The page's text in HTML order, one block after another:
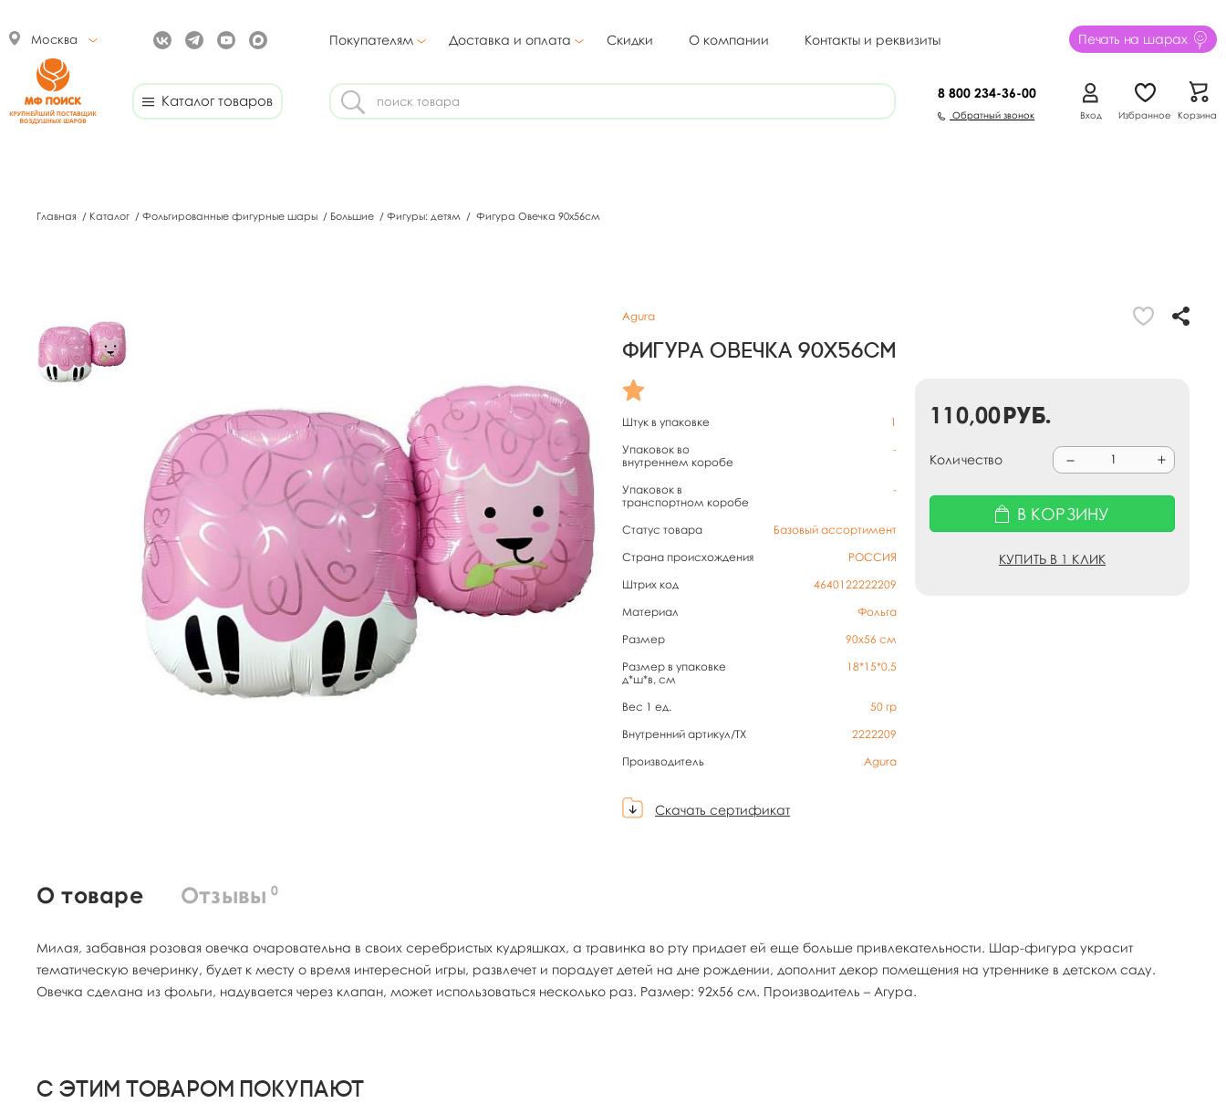
Москва Покупателям Доставка и оплата Скидки О компании Контакты и реквизиты Печать на шарах
Каталог товаров 8 800 234-36-00
Обратный звонок Вход Избранное Корзина
Главная / Каталог / Фольгированные фигурные шары / Большие / Фигуры: детям / Фигура Овечка 90х56см
Agura
Фигура Овечка 90х56см
Штук в упаковке
1
Упаковок во
внутреннем коробе
-
Упаковок в
транспортном коробе
-
Статус товара
Базовый ассортимент
Страна происхождения
РОССИЯ
Штрих код
4640122222209
Материал
Фольга
Размер
90х56 см
Размер в упаковке
д*ш*в, см
18*15*0,5
Вес 1 ед. 50 гр
Внутренний артикул/TX
2222209
Производитель
Agura
Скачать сертификат
110,00руб.
Количество
В КОРЗИНУ
КУПИТЬ В 1 КЛИК
О товаре Отзывы 0
Милая, забавная розовая овечка очаровательна в своих серебристых кудряшках, а травинка во рту придает ей еще больше привлекательности. Шар-фигура украсит
тематическую вечеринку, будет к месту о время интересной игры, развлечет и порадует детей на дне рождении, дополнит декор помещения на утреннике в детском саду.
Овечка сделана из фольги, надувается через клапан, может использоваться несколько раз. Размер: 92х56 см. Производитель – Агура.
С этим товаром покупают